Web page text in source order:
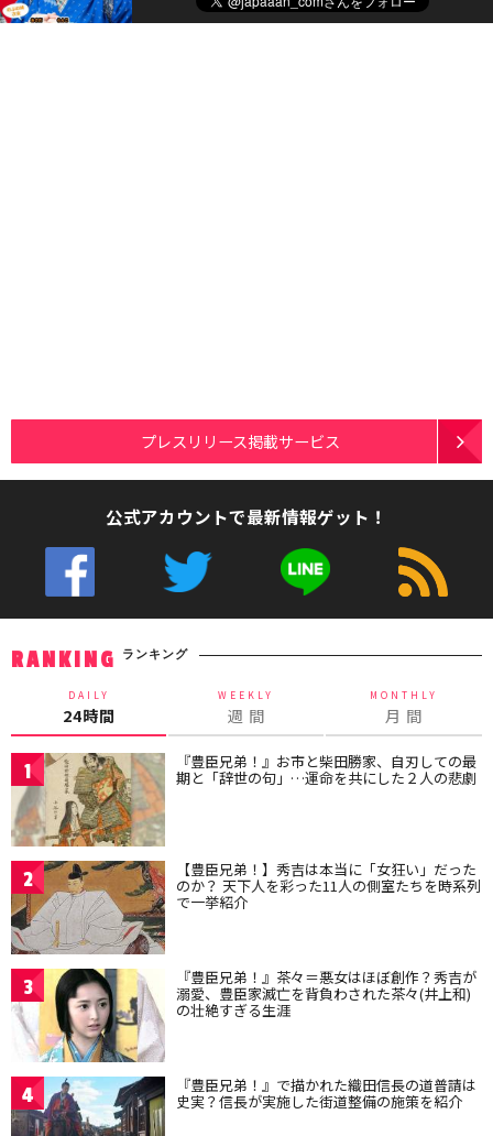
プレスリリース掲載サービス
公式アカウントで最新情報ゲット！
RANKING ランキング
DAILY
24時間
WEEKLY
週 間
MONTHLY
月 間
1 『豊臣兄弟！』お市と柴田勝家、自刃しての最
期と「辞世の句」…運命を共にした２人の悲劇
2 【豊臣兄弟！】秀吉は本当に「女狂い」だった
のか？ 天下人を彩った11人の側室たちを時系列
で一挙紹介
3 『豊臣兄弟！』茶々＝悪女はほぼ創作？秀吉が
溺愛、豊臣家滅亡を背負わされた茶々(井上和)
の壮絶すぎる生涯
4 『豊臣兄弟！』で描かれた織田信長の道普請は
史実？信長が実施した街道整備の施策を紹介